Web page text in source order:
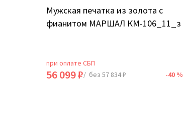
Мужская печатка из золота с
фианитом МАРШАЛ КМ-106_11_з
при оплате СБП
56 099 ₽/ без 57 834 ₽ -40 %